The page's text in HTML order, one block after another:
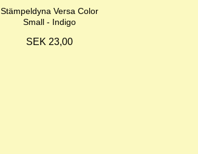
Stämpeldyna Versa Color
Small - Indigo
SEK 23,00